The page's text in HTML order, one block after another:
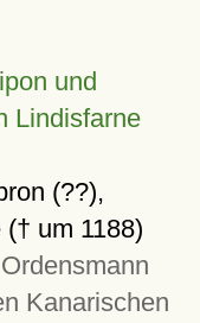
und
Lindisfarne
(??),
um 1188)
Kanarischen